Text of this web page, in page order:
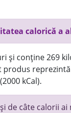
calorică a
și conține 269
produs
kCal).
de câte calorii